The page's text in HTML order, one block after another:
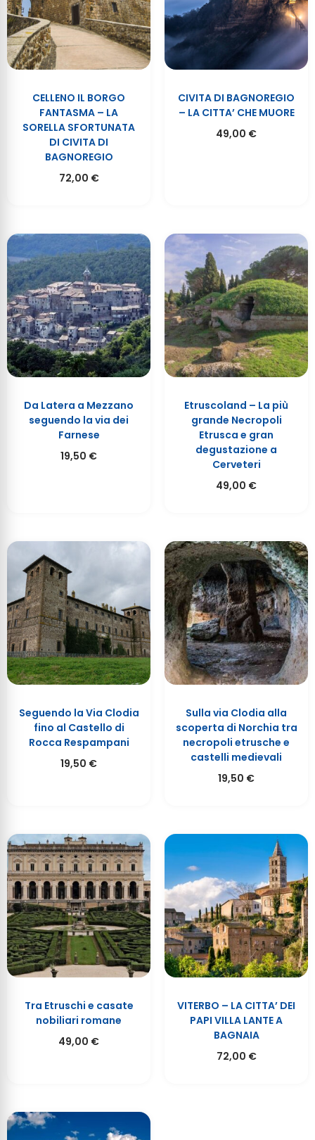
CELLENO IL BORGO
FANTASMA – LA
SORELLA SFORTUNATA
DI CIVITA DI
BAGNOREGIO
72,00 €
CIVITA DI BAGNOREGIO
– LA CITTA’ CHE MUORE
49,00 €
Da Latera a Mezzano
seguendo la via dei
Farnese
19,50 €
Etruscoland – La più
grande Necropoli
Etrusca e gran
degustazione a
Cerveteri
49,00 €
Seguendo la Via Clodia
fino al Castello di
Rocca Respampani
19,50 €
Sulla via Clodia alla
scoperta di Norchia tra
necropoli etrusche e
castelli medievali
19,50 €
Tra Etruschi e casate
nobiliari romane
49,00 €
VITERBO – LA CITTA’ DEI
PAPI VILLA LANTE A
BAGNAIA
72,00 €